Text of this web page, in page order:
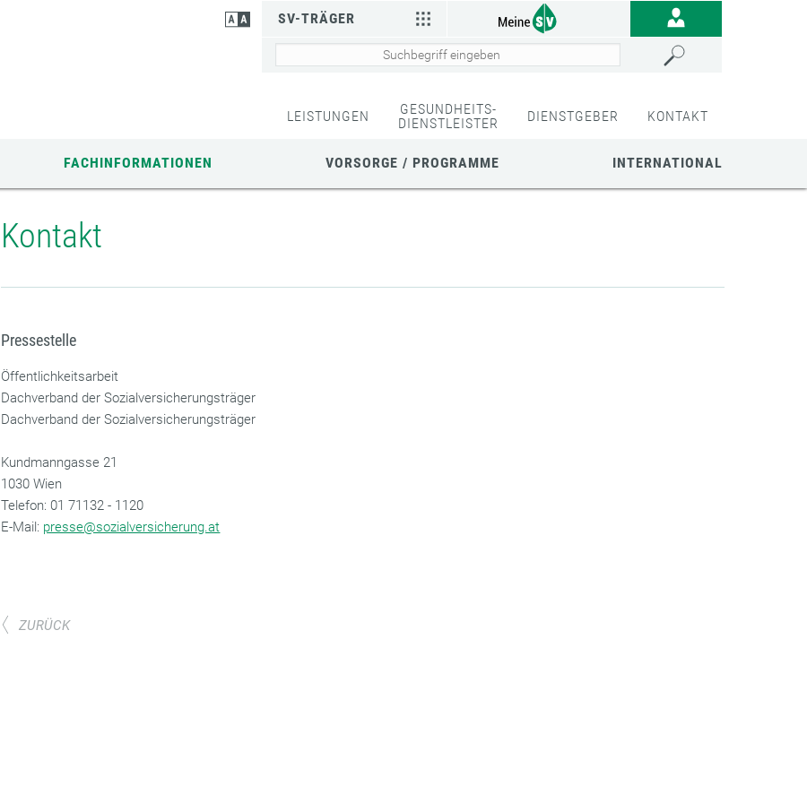
SV-TRÄGER
LEISTUNGEN
GESUNDHEITS-
DIENSTLEISTER
DIENSTGEBER KONTAKT
FACHINFORMATIONEN VORSORGE / PROGRAMME INTERNATIONAL
Kontakt
Pressestelle
Öffentlichkeitsarbeit
Dachverband der Sozialversicherungsträger
Dachverband der Sozialversicherungsträger
Kundmanngasse 21
1030 Wien
‌Telefon: 01 71132 - 1120
‌E-Mail: presse@sozialversicherung.at
ZURÜCK